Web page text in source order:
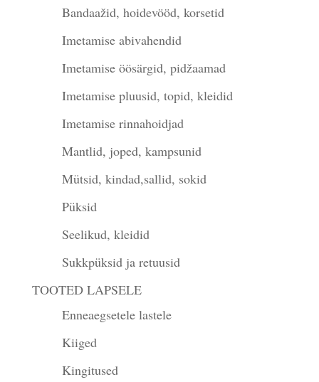
Bandaažid, hoidevööd, korsetid
Imetamise abivahendid
Imetamise öösärgid, pidžaamad
Imetamise pluusid, topid, kleidid
Imetamise rinnahoidjad
Mantlid, joped, kampsunid
Mütsid, kindad,sallid, sokid
Püksid
Seelikud, kleidid
Sukkpüksid ja retuusid
TOOTED LAPSELE
Enneaegsetele lastele
Kiiged
Kingitused